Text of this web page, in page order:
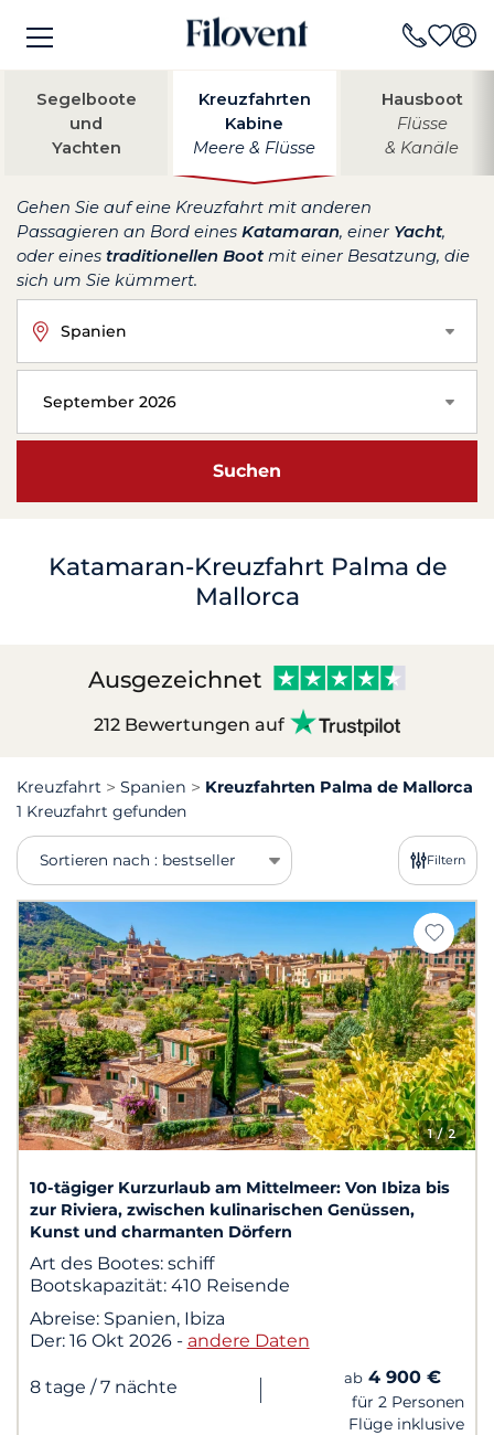
Segelboote
und
Yachten
Kreuzfahrten
Kabine
Meere & Flüsse
Hausboot
Flüsse
& Kanäle
Gehen Sie auf eine Kreuzfahrt mit anderen
Passagieren an Bord eines Katamaran, einer Yacht,
oder eines traditionellen Boot mit einer Besatzung, die
sich um Sie kümmert.
Spanien
September 2026
Suchen
Katamaran-Kreuzfahrt Palma de
Mallorca
Ausgezeichnet
212 Bewertungen auf
Kreuzfahrt Spanien
Kreuzfahrten Palma de Mallorca
1 Kreuzfahrt gefunden
Sortieren nach : bestseller Filtern
1/ 2
10-tägiger Kurzurlaub am Mittelmeer: Von Ibiza bis
zur Riviera, zwischen kulinarischen Genüssen,
Kunst und charmanten Dörfern
Art des Bootes: schiff
Bootskapazität: 410 Reisende
Abreise: Spanien, Ibiza
Der: 16 Okt 2026 - andere Daten
8 tage / 7 nächte | ab 4 900 €
für 2 Personen
Flüge inklusive